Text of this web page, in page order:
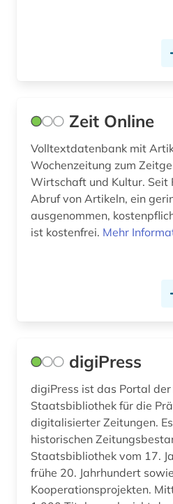
israel (4)
italien (8)
jansenismus (1)
japan (1)
jerusalem (1)
judaistik (4)
jüdische presse (1)
kalifornien (1)
kambodscha (1)
kanada (5)
Zeit Online
Volltextdatenbank mit
Wochenzeitung zum
Wirtschaft und Kultur. Seit
Abruf von Artikeln, ein
ausgenommen,
ist kostenfrei. Mehr
digiPress
digiPress ist das Portal
Staatsbibliothek für die
digitalisierter Zeitungen.
historischen
Staatsbibliothek vom 17.
frühe 20. Jahrhundert
Kooperationsprojekten.